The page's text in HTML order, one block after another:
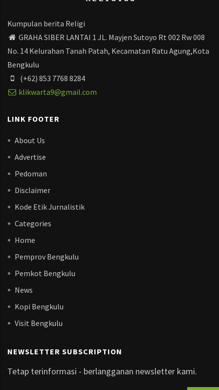
Kumpulan berita Religi
GRAHA SIBER LANTAI 1 JL. Mayjen Sutoyo Rt 002 Rw 008
No. 14 Kelurahan Tanah Patah, Kecamatan Ratu Agung,Kota
Bengkulu
(+62) 853 7768 8284
klikwarta9@gmail.com
LINK FOOTER
About Us
Advertise
Pedoman
Disclaimer
Kode Etik Jurnalistik
Categories
Home
Pemprov Bengkulu
Pemkot Bengkulu
News
Kopi Bengkulu
Visit Bengkulu
NEWSLETTER SUBSCRIPTION
Tetap terinformasi - berlangganan newsletter kami.